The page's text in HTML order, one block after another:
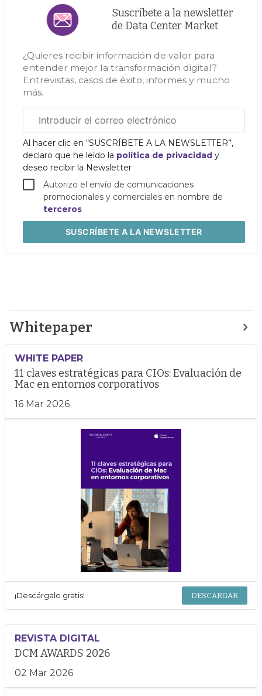
Suscríbete a la newsletter
de Data Center Market
¿Quieres recibir información de valor para
entender mejor la transformación digital?
Entrevistas, casos de éxito, informes y mucho
más.
electrónico
corporativo
Al hacer clic en “SUSCRÍBETE A LA NEWSLETTER”,
declaro que he leído la política de privacidad y
deseo recibir la Newsletter
Autorizo el envío de comunicaciones
promocionales y comerciales en nombre de
terceros
SUSCRÍBETEA LA NEWSLETTER
Whitepaper
WHITE PAPER
11 claves estratégicas para CIOs: Evaluación de
Mac en entornos corporativos
16 Mar 2026
¡Descárgalo gratis! DESCARGAR
REVISTA DIGITAL
DCM AWARDS 2026
02 Mar 2026